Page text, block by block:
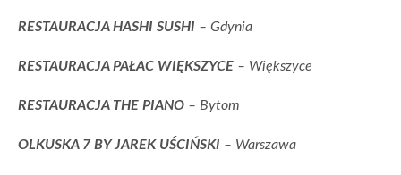
RESTAURACJA HASHI SUSHI – Gdynia
RESTAURACJA PAŁAC WIĘKSZYCE – Większyce
RESTAURACJA THE PIANO – Bytom
OLKUSKA 7 BY JAREK UŚCIŃSKI – Warszawa